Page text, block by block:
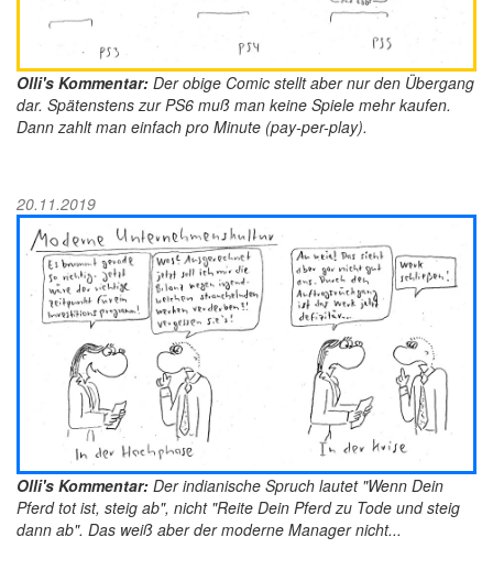
Olli's Kommentar: Der obige Comic stellt aber nur den Übergang
dar. Spätenstens zur PS6 muß man keine Spiele mehr kaufen.
Dann zahlt man einfach pro Minute (pay-per-play).
20.11.2019
Olli's Kommentar: Der indianische Spruch lautet "Wenn Dein
Pferd tot ist, steig ab", nicht "Reite Dein Pferd zu Tode und steig
dann ab". Das weiß aber der moderne Manager nicht...